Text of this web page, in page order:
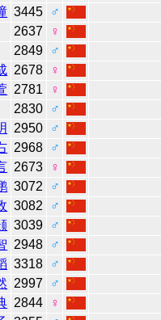
3445
♂
2637
♀
2849
♂
2678
♀
2781
♀
2830
♂
2950
♂
2968
♂
2673
♀
3072
♂
3082
♂
3039
♂
2948
♂
3318
♂
2997
♂
2844
♀